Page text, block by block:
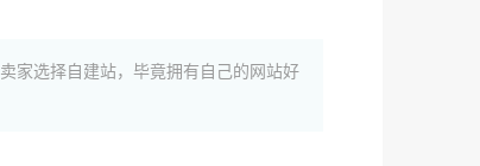
家选择自建站，毕竟拥有自己的网站好